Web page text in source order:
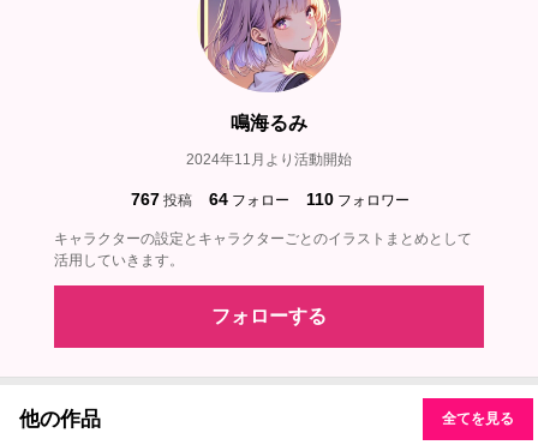
鳴海るみ
2024年11月より活動開始
767 投稿 64 フォロー 110 フォロワー
キャラクターの設定とキャラクターごとのイラストまとめとして
活用していきます。
フォローする
他の作品 全てを見る